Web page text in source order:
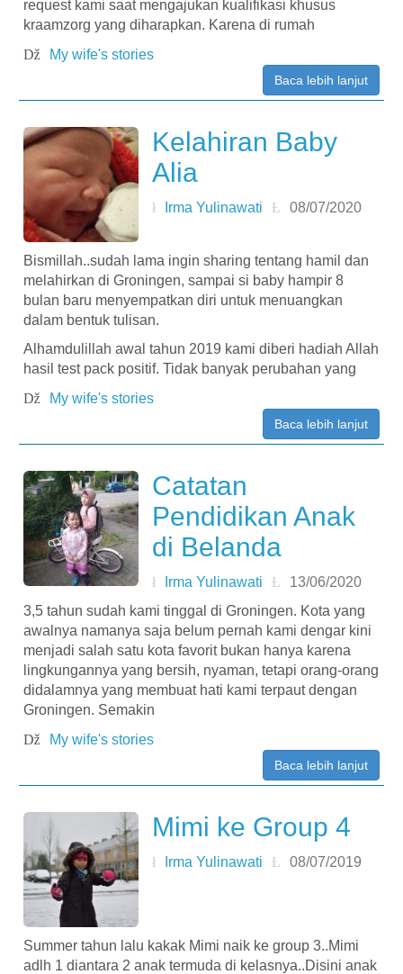
request kami saat mengajukan kualifikasi khusus
kraamzorg yang diharapkan. Karena di rumah
My wife's stories
Baca lebih lanjut
Kelahiran Baby
Alia
Irma Yulinawati 08/07/2020
Bismillah..sudah lama ingin sharing tentang hamil dan
melahirkan di Groningen, sampai si baby hampir 8
bulan baru menyempatkan diri untuk menuangkan
dalam bentuk tulisan.
Alhamdulillah awal tahun 2019 kami diberi hadiah Allah
hasil test pack positif. Tidak banyak perubahan yang
My wife's stories
Baca lebih lanjut
Catatan
Pendidikan Anak
di Belanda
Irma Yulinawati
13/06/2020
3,5 tahun sudah kami tinggal di Groningen. Kota yang
awalnya namanya saja belum pernah kami dengar kini
menjadi salah satu kota favorit bukan hanya karena
lingkungannya yang bersih, nyaman, tetapi orang-orang
didalamnya yang membuat hati kami terpaut dengan
Groningen. Semakin
My wife's stories
Baca lebih lanjut
Mimi ke Group 4
Irma Yulinawati 08/07/2019
Summer tahun lalu kakak Mimi naik ke group 3..Mimi
adlh 1 diantara 2 anak termuda di kelasnya..Disini anak